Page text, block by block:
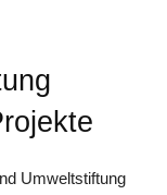
Umweltstiftung